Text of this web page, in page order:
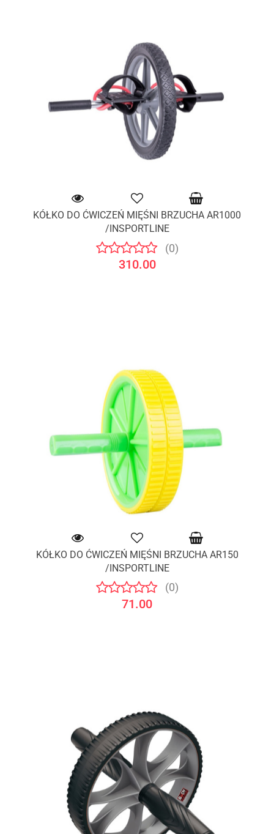
KÓŁKO DO ĆWICZEŃ MIĘŚNI BRZUCHA AR1000
/INSPORTLINE
(0)
310.00
KÓŁKO DO ĆWICZEŃ MIĘŚNI BRZUCHA AR150
/INSPORTLINE
(0)
71.00